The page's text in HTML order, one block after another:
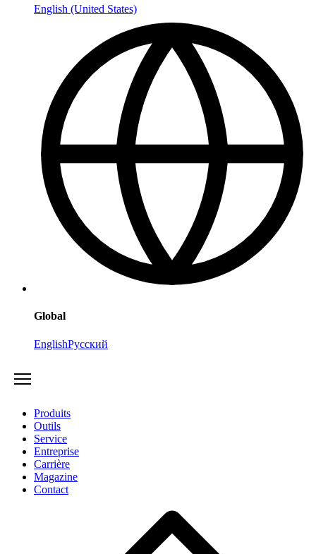
English (United States)
Global
EnglishРусский
Produits
Outils
Service
Entreprise
Carrière
Magazine
Contact